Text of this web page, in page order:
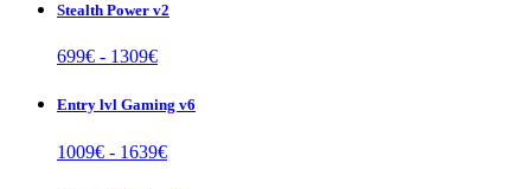
Stealth Power v2
699€ - 1309€
Entry lvl Gaming v6
1009€ - 1639€